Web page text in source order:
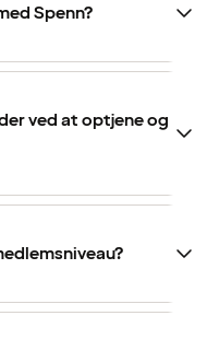
Spenn?
ved at optjene og